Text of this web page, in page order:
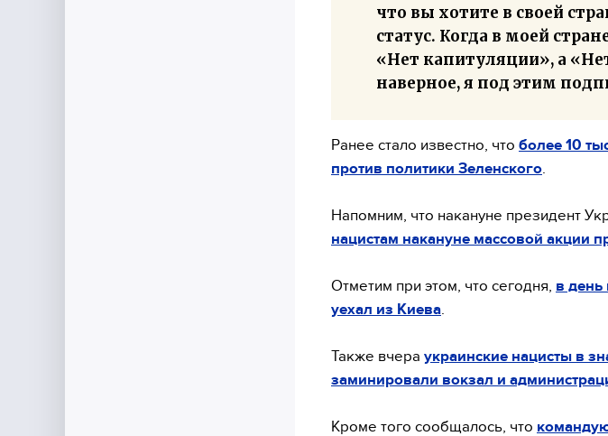
что вы хотите в своей
статус. Когда в моей
«Нет капитуляции», а
наверное, я под этим
Ранее стало известно, что более 10
против политики Зеленского
Напомним, что накануне президент
нацистам накануне массовой акции
Отметим при этом, что сегодня, в день
уехал из Киева
Также вчера украинские нацисты в
заминировали вокзал и
Кроме того сообщалось, что